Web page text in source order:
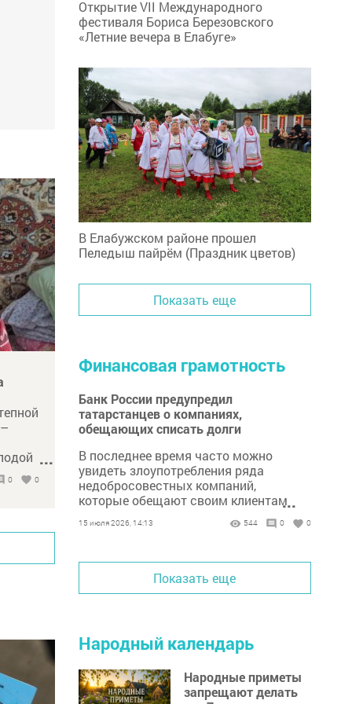
...
0 0
Народный календарь
Народные приметы
запрещают делать
Финансовая грамотность
Банк России предупредил
татарстанцев о компаниях,
обещающих списать долги
В последнее время часто можно
увидеть злоупотребления ряда
недобросовестных компаний,
которые обещают своим клиентам
списать долги без последствий.
...
15 июля 2026, 14:13 544 0 0
Показать еще
Открытие VII Международного
фестиваля Бориса Березовского
«Летние вечера в Елабуге»
В Елабужском районе прошел
Пеледыш пайрём (Праздник цветов)
Показать еще